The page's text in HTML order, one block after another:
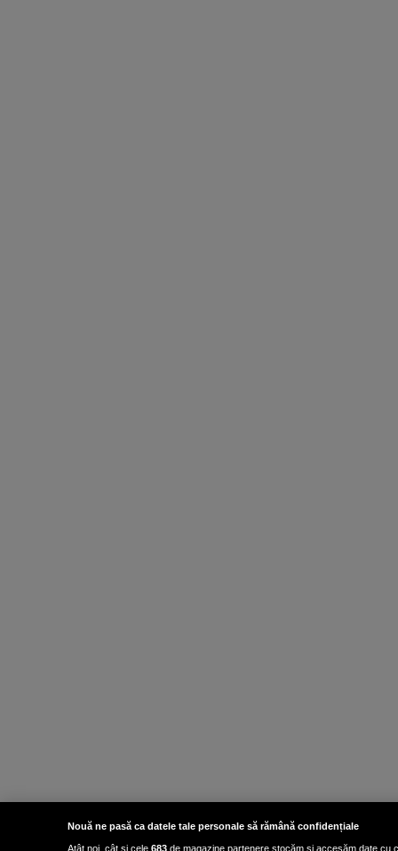
Nouă ne pasă ca datele tale personale să rămână confidențiale
Atât noi, cât și cele 683 de magazine partenere stocăm și accesăm date cu